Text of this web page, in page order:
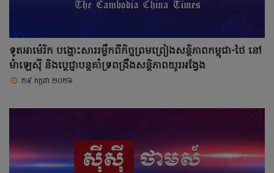
ទូតអាម៉េរិក បង្ហោះសាររម្លឹកពីកិច្ចព្រមព្រៀងសន្តិភាពកម្ពុជា-ថៃ នៅ
ម៉ាឡេស៊ី និងប្តេជ្ញាបន្តគាំទ្រពង្រឹងសន្តិភាពយូរអង្វែង
២៩ កក្កដា ២០២៦